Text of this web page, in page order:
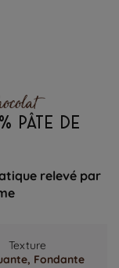
PÂTE DE
relevé par
Texture
Fondante